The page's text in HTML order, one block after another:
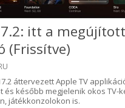
itt a
(Frissítve)
áttervezett Apple TV
és később megjelenik okos TV-
játékkonzolokon is.